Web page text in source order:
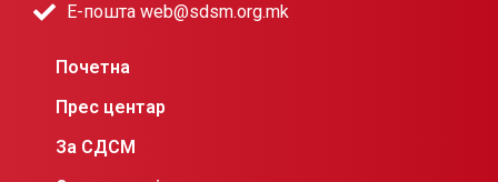
Е-пошта web@sdsm.org.mk
Почетна
Прес центар
За СДСМ